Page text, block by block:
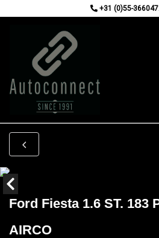
+31 (0)55-
Ford Fiesta 1.6 ST. 183
AIRCO